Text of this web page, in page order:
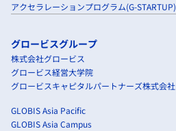
アクセラレーションプログラム(G-STARTUP)
グロービスグループ
株式会社グロービス
グロービス経営大学院
グロービスキャピタルパートナーズ株式会社
GLOBIS Asia Pacific
GLOBIS Asia Campus